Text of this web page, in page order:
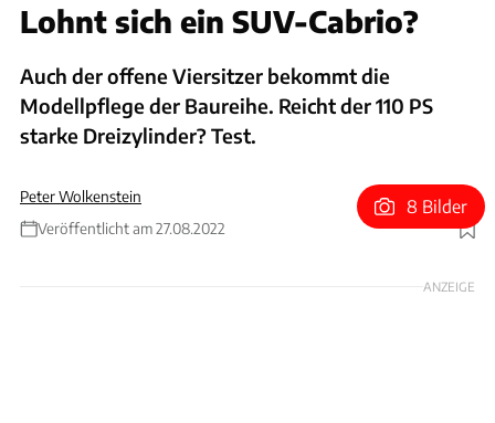
Lohnt sich ein SUV-Cabrio?
Auch der offene Viersitzer bekommt die
Modellpflege der Baureihe. Reicht der 110 PS
starke Dreizylinder? Test.
Peter Wolkenstein
Veröffentlicht am 27.08.2022
Foto: Arturo Rivas
8 Bilder
ANZEIGE